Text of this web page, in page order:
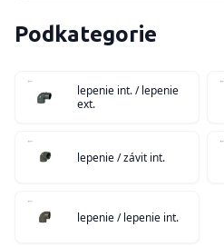
Podkategorie
lepenie int. / lepenie
ext.
lepenie / závit int.
lepenie / lepenie int.